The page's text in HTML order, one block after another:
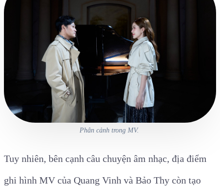
Phân cảnh trong MV.
Tuy nhiên, bên cạnh câu chuyện âm nhạc, địa điểm
ghi hình MV của Quang Vinh và Bảo Thy còn tạo